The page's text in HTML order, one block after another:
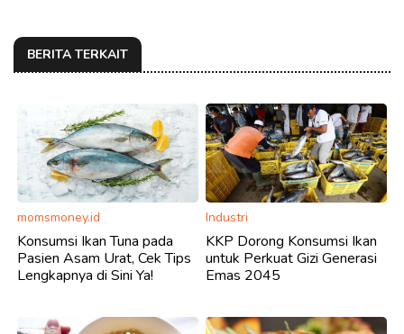
BERITA TERKAIT
momsmoney.id
Konsumsi Ikan Tuna pada
Pasien Asam Urat, Cek Tips
Lengkapnya di Sini Ya!
Industri
KKP Dorong Konsumsi Ikan
untuk Perkuat Gizi Generasi
Emas 2045